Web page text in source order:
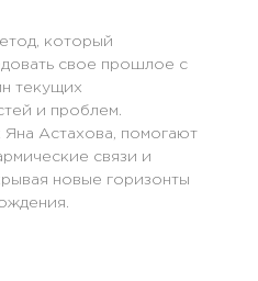
который
свое прошлое с
текущих
и проблем.
Яна Астахова, помогают
связи и
новые горизонты